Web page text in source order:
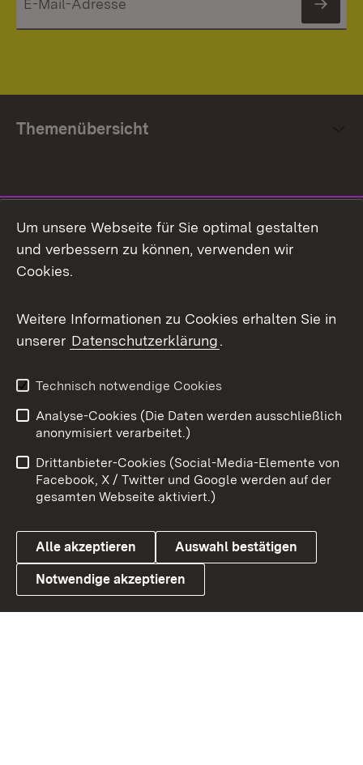
Themenübersicht
Facebook
X / Twitter
Youtube
Link zum Landesportal
Impressum
Kontakt
Barrierefreiheit
Datenschutz
Cookies
Um unsere Webseite für Sie optimal gestalten
und verbessern zu können, verwenden wir
Cookies.
Weitere Informationen zu Cookies erhalten Sie in
unserer Datenschutzerklärung.
Technisch notwendige Cookies
Analyse-Cookies (Die Daten werden ausschließlich
anonymisiert verarbeitet.)
Drittanbieter-Cookies (Social-Media-Elemente von
Facebook, X / Twitter und Google werden auf der
gesamten Webseite aktiviert.)
Alle akzeptieren Auswahl bestätigen
Notwendige akzeptieren